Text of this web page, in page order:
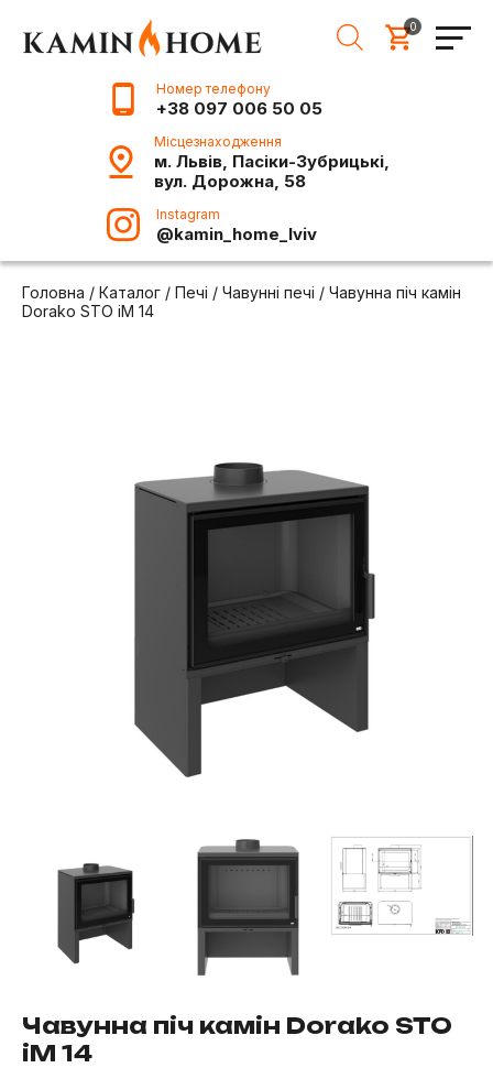
0
Номер телефону
+38 097 006 50 05
Місцезнаходження
м. Львів, Пасіки-Зубрицькі,
вул. Дорожна, 58
Instagram
@kamin_home_lviv
Головна / Каталог / Печі / Чавунні печі / Чавунна піч камін
Dorako STO iM 14
Чавунна піч камін Dorako STO
iM 14